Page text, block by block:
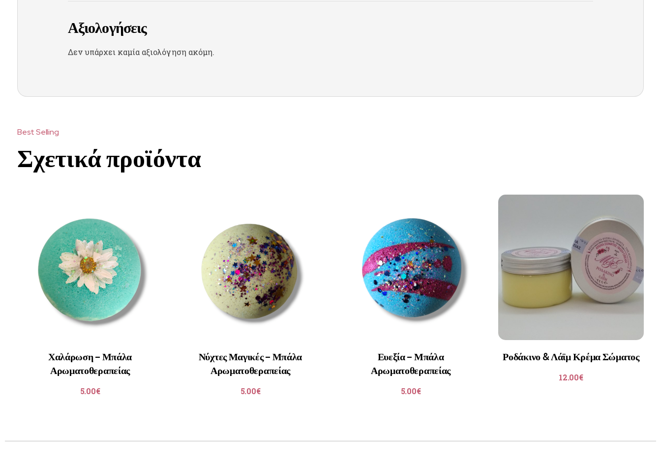
Αξιολογήσεις
Δεν υπάρχει καμία αξιολόγηση ακόμη.
Σχετικά προϊόντα
Χαλάρωση – Μπάλα
Αρωματοθεραπείας
5.00€
Νύχτες Μαγικές – Μπάλα
Αρωματοθεραπείας
5.00€
Ευεξία – Μπάλα
Αρωματοθεραπείας
5.00€
Ροδάκινο & Λάϊμ Κρέμα Σώματος
12.00€